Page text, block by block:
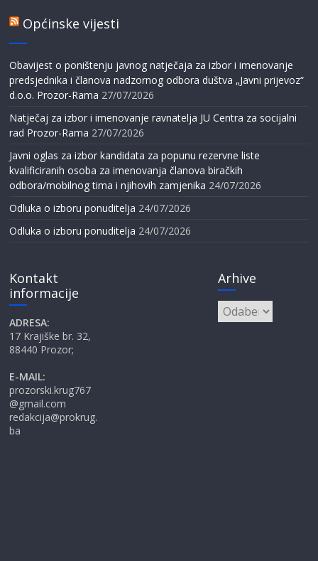
Općinske vijesti
Obavijest o poništenju javnog natječaja za izbor i imenovanje
predsjednika i članova nadzornog odbora duštva „Javni prijevoz“
d.o.o. Prozor-Rama 27/07/2026
Natječaj za izbor i imenovanje ravnatelja JU Centra za socijalni
rad Prozor-Rama 27/07/2026
Javni oglas za izbor kandidata za popunu rezervne liste
kvalificiranih osoba za imenovanja članova biračkih
odbora/mobilnog tima i njihovih zamjenika 24/07/2026
Odluka o izboru ponuditelja 24/07/2026
Odluka o izboru ponuditelja 24/07/2026
Kontakt
informacije
ADRESA:
17 Krajiške br. 32,
88440 Prozor;
E-MAIL:
prozorski.krug767
@gmail.com
redakcija@prokrug.
ba
Arhive
Arhive